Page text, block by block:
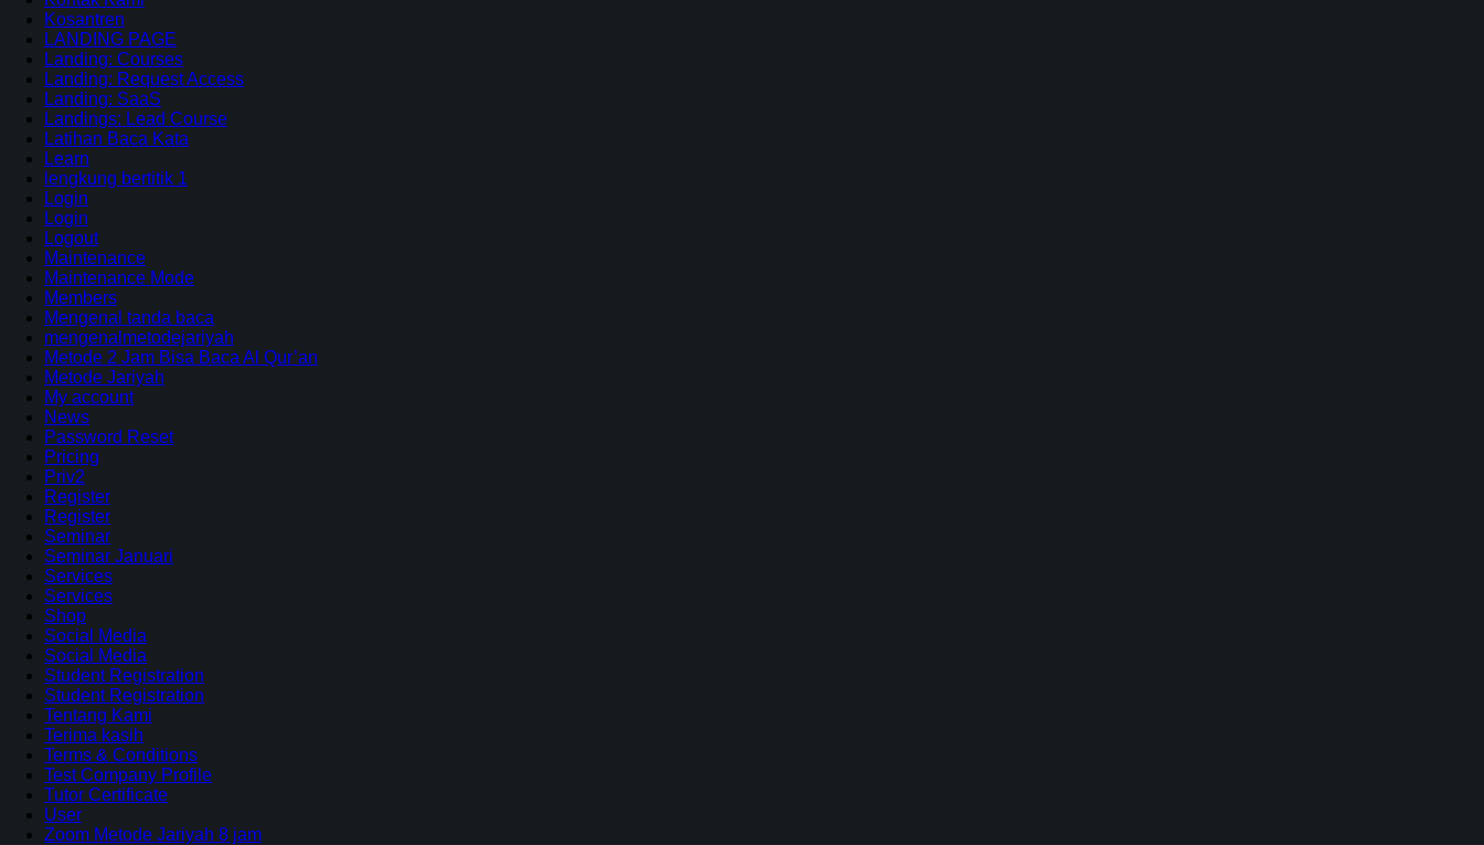
Kosantren
LANDING PAGE
Landing: Courses
Landing: Request Access
Landing: SaaS
Landings: Lead Course
Latihan Baca Kata
Learn
lengkung bertitik 1
Login
Login
Logout
Maintenance
Maintenance Mode
Members
Mengenal tanda baca
mengenalmetodejariyah
Metode 2 Jam Bisa Baca Al Qur’an
Metode Jariyah
My account
News
Password Reset
Pricing
Priv2
Register
Register
Seminar
Seminar Januari
Services
Services
Shop
Social Media
Social Media
Student Registration
Student Registration
Tentang Kami
Terima kasih
Terms & Conditions
Test Company Profile
Tutor Certificate
User
Zoom Metode Jariyah 8 jam